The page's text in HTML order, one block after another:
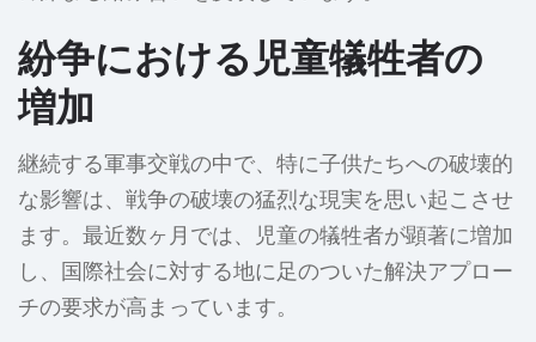
紛争における児童犠牲者の
増加
継続する軍事交戦の中で、特に子供たちへの破壊的
な影響は、戦争の破壊の猛烈な現実を思い起こさせ
ます。最近数ヶ月では、児童の犠牲者が顕著に増加
し、国際社会に対する地に足のついた解決アプロー
チの要求が高まっています。